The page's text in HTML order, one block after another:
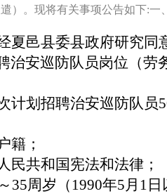
）。现将有关事项公告如下:
夏邑县委县政府研究同
治安巡防队员岗位（劳
计划招聘治安巡防队员
籍；
民共和国宪法和法律；
35周岁（ 1990年5月 1